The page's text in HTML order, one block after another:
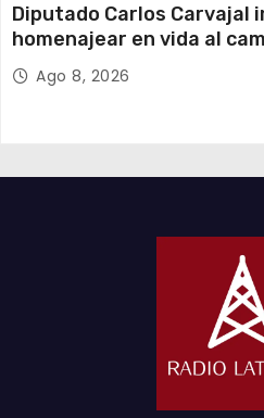
Diputado Carlos Carvajal
homenajear en vida al
Choque
Ago 8, 2026